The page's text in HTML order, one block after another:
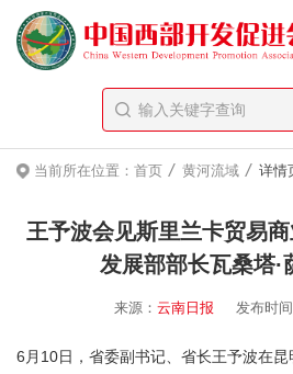
当前所在位置： 首页 / 黄河流域 / 详情
王予波会见斯里兰卡贸易
发展部部长瓦桑塔·
来源： 云南日报 发布时间
6月10日，省委副书记、省长王予波在